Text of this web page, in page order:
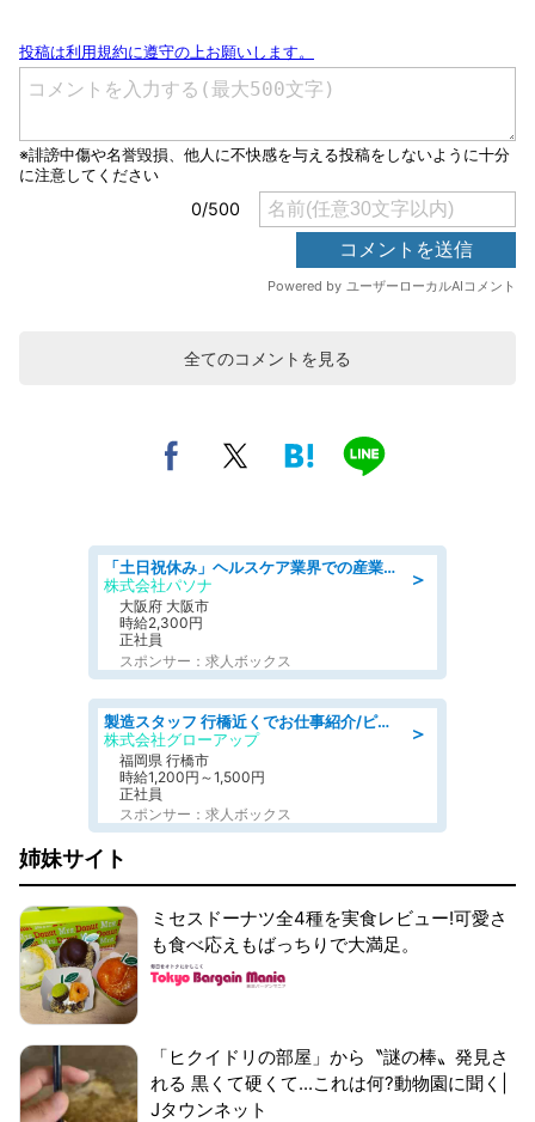
全てのコメントを見る
＞
「土日祝休み」ヘルスケア業界での産業保健師業務/看護師/高時給/要資格:正看護師
株式会社パソナ
大阪府 大阪市
時給2,300円
正社員
スポンサー：求人ボックス
＞
製造スタッフ 行橋近くでお仕事紹介/ピッキング·組立·検査·リフトなど
株式会社グローアップ
福岡県 行橋市
時給1,200円～1,500円
正社員
スポンサー：求人ボックス
姉妹サイト
ミセスドーナツ全4種を実食レビュー!可愛さ
も食べ応えもばっちりで大満足。
「ヒクイドリの部屋」から〝謎の棒〟発見さ
れる 黒くて硬くて...これは何?動物園に聞く|
Jタウンネット